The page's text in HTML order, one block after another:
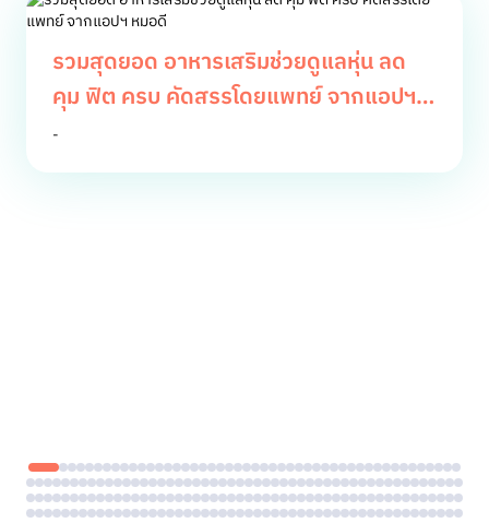
รวมสุดยอด อาหารเสริมช่วยดูแลหุ่น ลด
คุม ฟิต ครบ คัดสรรโดยแพทย์ จากแอปฯ
หมอดี
-